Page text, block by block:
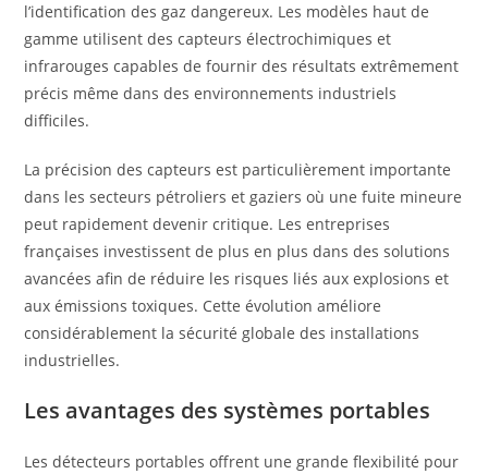
l’identification des gaz dangereux. Les modèles haut de
gamme utilisent des capteurs électrochimiques et
infrarouges capables de fournir des résultats extrêmement
précis même dans des environnements industriels
difficiles.
La précision des capteurs est particulièrement importante
dans les secteurs pétroliers et gaziers où une fuite mineure
peut rapidement devenir critique. Les entreprises
françaises investissent de plus en plus dans des solutions
avancées afin de réduire les risques liés aux explosions et
aux émissions toxiques. Cette évolution améliore
considérablement la sécurité globale des installations
industrielles.
Les avantages des systèmes portables
Les détecteurs portables offrent une grande flexibilité pour